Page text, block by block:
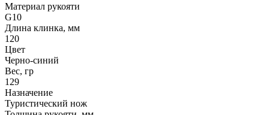
Материал рукояти
G10
Длина клинка, мм
120
Цвет
Черно-синий
Вес, гр
129
Назначение
Туристический нож